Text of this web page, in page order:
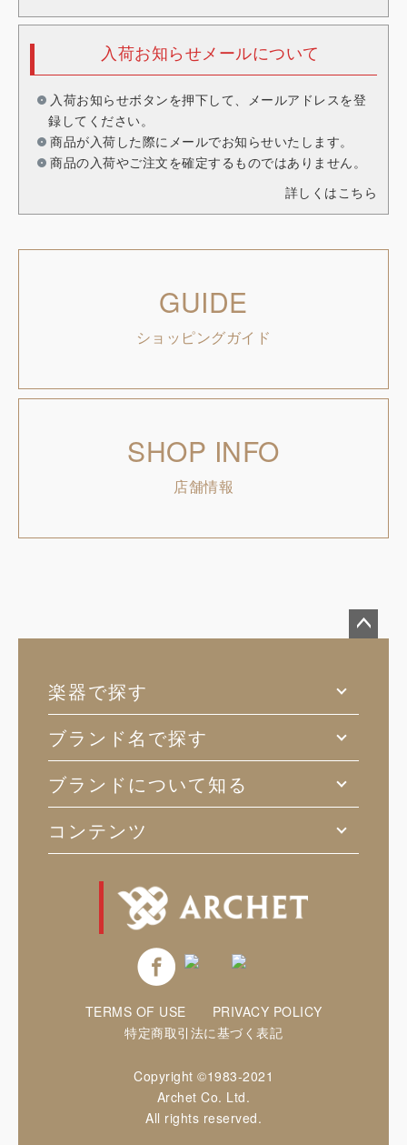
入荷お知らせメールについて
入荷お知らせボタンを押下して、メールアドレスを登
録してください。
商品が入荷した際にメールでお知らせいたします。
商品の入荷やご注文を確定するものではありません。
詳しくはこちら
GUIDE
ショッピングガイド
SHOP INFO
店舗情報
へ
楽器で探す
ブランド名で探す
ブランドについて知る
コンテンツ
TERMS OF USE
PRIVACY POLICY
特定商取引法に基づく表記
Copyright ©1983-2021
Archet Co. Ltd.
All rights reserved.